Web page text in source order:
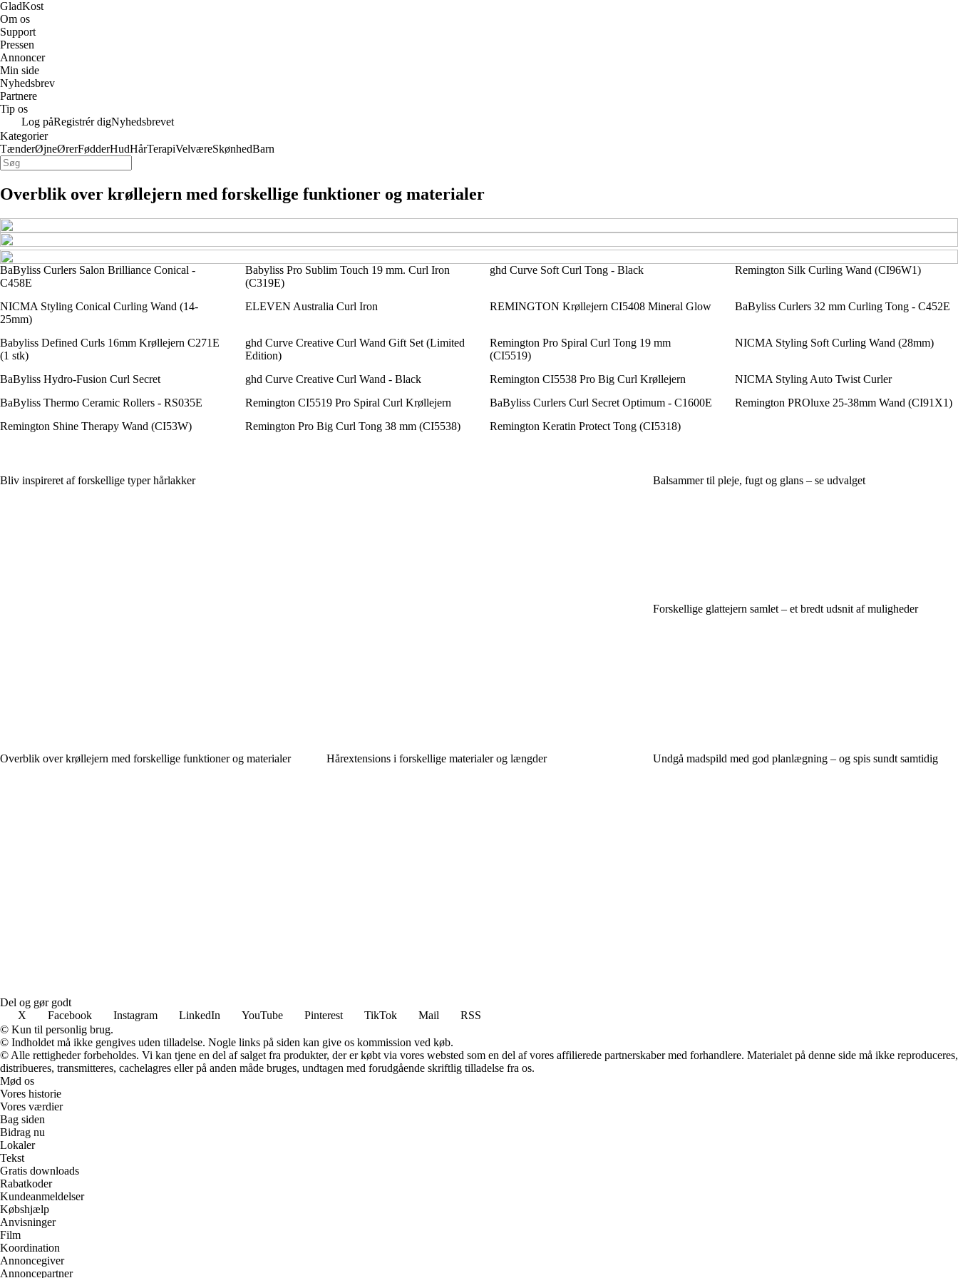
GladKost
Om os
Support
Pressen
Annoncer
Min side
Nyhedsbrev
Partnere
Tip os
Log påRegistrér digNyhedsbrevet
Kategorier
TænderØjneØrerFødderHudHårTerapiVelværeSkønhedBarn
Overblik over krøllejern med forskellige funktioner og materialer
BaByliss Curlers Salon Brilliance Conical -
C458E
Babyliss Pro Sublim Touch 19 mm. Curl Iron
(C319E)
ghd Curve Soft Curl Tong - Black Remington Silk Curling Wand (CI96W1)
NICMA Styling Conical Curling Wand (14-
25mm)
ELEVEN Australia Curl Iron REMINGTON Krøllejern CI5408 Mineral Glow BaByliss Curlers 32 mm Curling Tong - C452E
Babyliss Defined Curls 16mm Krøllejern C271E
(1 stk)
ghd Curve Creative Curl Wand Gift Set (Limited
Edition)
Remington Pro Spiral Curl Tong 19 mm
(CI5519)
NICMA Styling Soft Curling Wand (28mm)
BaByliss Hydro-Fusion Curl Secret ghd Curve Creative Curl Wand - Black Remington CI5538 Pro Big Curl Krøllejern
NICMA Styling Auto Twist Curler
BaByliss Thermo Ceramic Rollers - RS035E
Remington CI5519 Pro Spiral Curl Krøllejern BaByliss Curlers Curl Secret Optimum - C1600E
Remington PROluxe 25-38mm Wand (CI91X1)
Remington Shine Therapy Wand (CI53W)
Remington Pro Big Curl Tong 38 mm (CI5538) Remington Keratin Protect Tong (CI5318)
Bliv inspireret af forskellige typer hårlakker Balsammer til pleje, fugt og glans – se udvalget
Forskellige glattejern samlet – et bredt udsnit af muligheder
Overblik over krøllejern med forskellige funktioner og materialer Hårextensions i forskellige materialer og længder Undgå madspild med god planlægning – og spis sundt samtidig
Del og gør godt
X
Facebook Instagram LinkedIn YouTube Pinterest TikTok Mail
RSS
© Kun til personlig brug.
© Indholdet må ikke gengives uden tilladelse. Nogle links på siden kan give os kommission ved køb.
© Alle rettigheder forbeholdes. Vi kan tjene en del af salget fra produkter, der er købt via vores websted som en del af vores affilierede partnerskaber med forhandlere. Materialet på denne side må ikke reproduceres,
distribueres, transmitteres, cachelagres eller på anden måde bruges, undtagen med forudgående skriftlig tilladelse fra os.
Mød os
Vores historie
Vores værdier
Bag siden
Bidrag nu
Lokaler
Tekst
Gratis downloads
Rabatkoder
Kundeanmeldelser
Købshjælp
Anvisninger
Film
Koordination
Annoncegiver
Annoncepartner